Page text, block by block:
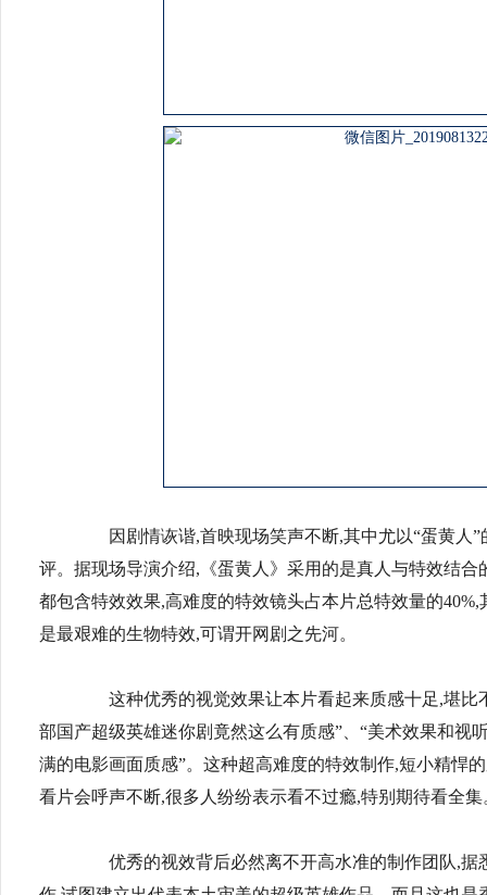
因剧情诙谐,首映现场笑声不断,其中尤以“蛋黄人”
评。据现场导演介绍,《蛋黄人》采用的是真人与特效结合
都包含特效效果,高难度的特效镜头占本片总特效量的
是最艰难的生物特效,可谓开网剧之先河。
这种优秀的视觉效果让本片看起来质感十足,堪比
部国产超级英雄迷你剧竟然这么有质感”、“美术效果和视
满的电影画面质感”。这种超高难度的特效制作,短小精悍
看片会呼声不断,很多人纷纷表示看不过瘾,特别期待看全集
优秀的视效背后必然离不开高水准的制作团队,据